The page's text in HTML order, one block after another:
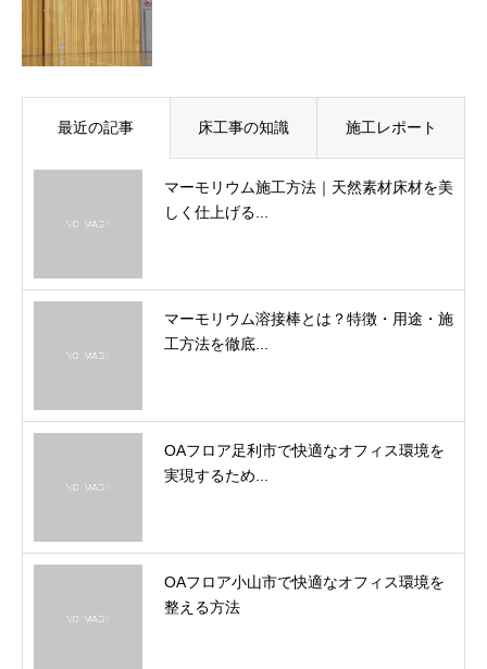
最近の記事 床工事の知識 施工レポート
マーモリウム施工方法｜天然素材床材を美
しく仕上げる...
マーモリウム溶接棒とは？特徴・用途・施
工方法を徹底...
OAフロア足利市で快適なオフィス環境を
実現するため...
OAフロア小山市で快適なオフィス環境を
整える方法